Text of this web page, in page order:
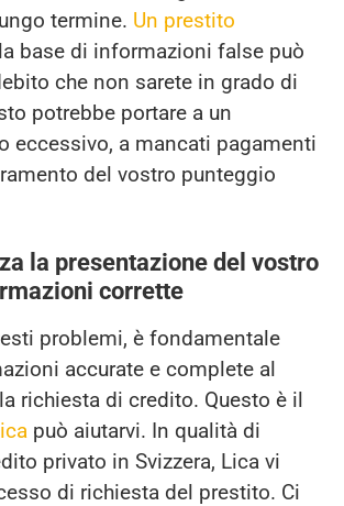
termine. Un prestito
base di informazioni false può
che non sarete in grado di
potrebbe portare a un
eccessivo, a mancati pagamenti
del vostro punteggio
la presentazione del vostro
corrette
problemi, è fondamentale
accurate e complete al
richiesta di credito. Questo è il
può aiutarvi. In qualità di
privato in Svizzera, Lica vi
di richiesta del prestito. Ci